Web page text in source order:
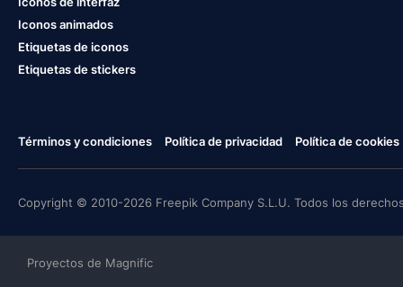
Iconos animados
Etiquetas de iconos
Etiquetas de stickers
Términos y condiciones Política de privacidad Política de cookies
Copyright © 2010-2026 Freepik Company S.L.U. Todos los
Proyectos de Magnific